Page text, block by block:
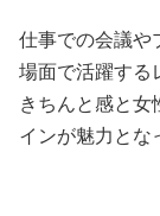
仕事での会議や
場面で活躍する
きちんと感と
インが魅力とな